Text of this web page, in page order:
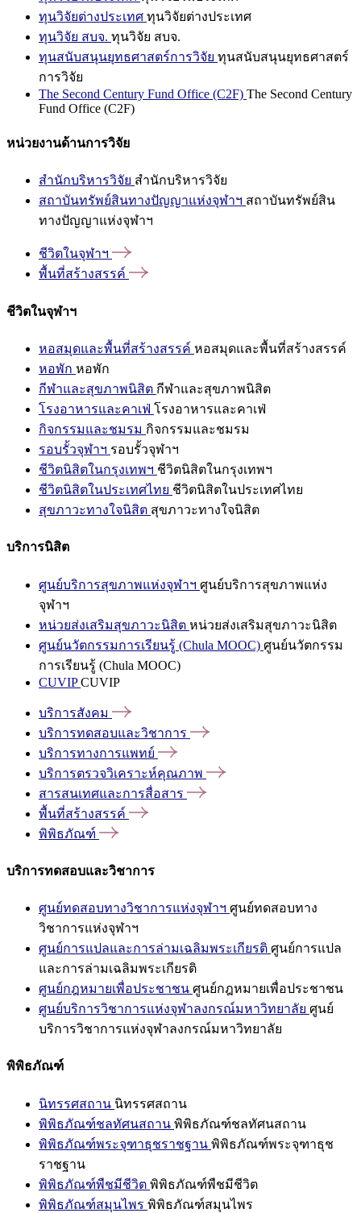
ทุนวิจัยต่างประเทศ ทุนวิจัยต่างประเทศ
ทุนวิจัย สบจ. ทุนวิจัย สบจ.
ทุนสนับสนุนยุทธศาสตร์การวิจัย ทุนสนับสนุนยุทธศาสตร์
การวิจัย
The Second Century Fund Office (C2F) The Second Century
Fund Office (C2F)
หน่วยงานด้านการวิจัย
สำนักบริหารวิจัย สำนักบริหารวิจัย
สถาบันทรัพย์สินทางปัญญาแห่งจุฬาฯ สถาบันทรัพย์สิน
ทางปัญญาแห่งจุฬาฯ
ชีวิตในจุฬาฯ
พื้นที่สร้างสรรค์
ชีวิตในจุฬาฯ
หอสมุดและพื้นที่สร้างสรรค์ หอสมุดและพื้นที่สร้างสรรค์
หอพัก หอพัก
กีฬาและสุขภาพนิสิต กีฬาและสุขภาพนิสิต
โรงอาหารและคาเฟ่ โรงอาหารและคาเฟ่
กิจกรรมและชมรม กิจกรรมและชมรม
รอบรั้วจุฬาฯ รอบรั้วจุฬาฯ
ชีวิตนิสิตในกรุงเทพฯ ชีวิตนิสิตในกรุงเทพฯ
ชีวิตนิสิตในประเทศไทย ชีวิตนิสิตในประเทศไทย
สุขภาวะทางใจนิสิต สุขภาวะทางใจนิสิต
บริการนิสิต
ศูนย์บริการสุขภาพแห่งจุฬาฯ ศูนย์บริการสุขภาพแห่ง
จุฬาฯ
หน่วยส่งเสริมสุขภาวะนิสิต หน่วยส่งเสริมสุขภาวะนิสิต
ศูนย์นวัตกรรมการเรียนรู้ (Chula MOOC) ศูนย์นวัตกรรม
การเรียนรู้ (Chula MOOC)
CUVIPCUVIP
บริการสังคม
บริการทดสอบและวิชาการ
บริการทางการแพทย์
บริการตรวจวิเคราะห์คุณภาพ
สารสนเทศและการสื่อสาร
พื้นที่สร้างสรรค์
พิพิธภัณฑ์
บริการทดสอบและวิชาการ
ศูนย์ทดสอบทางวิชาการแห่งจุฬาฯ ศูนย์ทดสอบทาง
วิชาการแห่งจุฬาฯ
ศูนย์การแปลและการล่ามเฉลิมพระเกียรติ ศูนย์การแปล
และการล่ามเฉลิมพระเกียรติ
ศูนย์กฎหมายเพื่อประชาชน ศูนย์กฎหมายเพื่อประชาชน
ศูนย์บริการวิชาการแห่งจุฬาลงกรณ์มหาวิทยาลัย ศูนย์
บริการวิชาการแห่งจุฬาลงกรณ์มหาวิทยาลัย
พิพิธภัณฑ์
นิทรรศสถาน นิทรรศสถาน
พิพิธภัณฑ์ชลทัศนสถาน พิพิธภัณฑ์ชลทัศนสถาน
พิพิธภัณฑ์พระจุฑาธุชราชฐาน พิพิธภัณฑ์พระจุฑาธุช
ราชฐาน
พิพิธภัณฑ์พืชมีชีวิต พิพิธภัณฑ์พืชมีชีวิต
พิพิธภัณฑ์สมุนไพร พิพิธภัณฑ์สมุนไพร